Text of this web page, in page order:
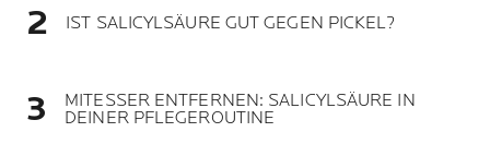
IST SALICYLSÄURE GUT GEGEN PICKEL?
MITESSER ENTFERNEN: SALICYLSÄURE IN
DEINER PFLEGEROUTINE